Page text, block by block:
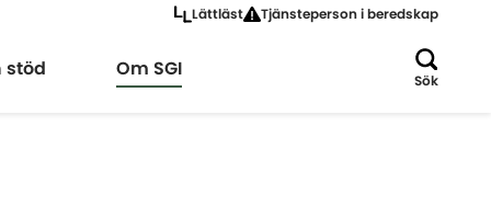
Lättläst Tjänsteperson i beredskap
stöd Expandera
Om SGI
Sök